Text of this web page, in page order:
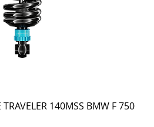
TRAVELER 140MSS BMW F 750